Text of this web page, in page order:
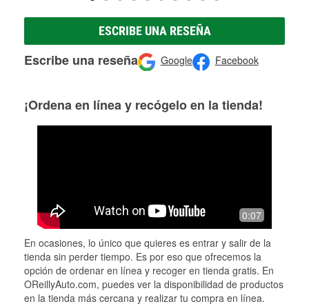
ESCRIBE UNA RESEÑA
Escribe una reseña Google Facebook
¡Ordena en línea y recógelo en la tienda!
0:07
En ocasiones, lo único que quieres es entrar y salir de la
tienda sin perder tiempo. Es por eso que ofrecemos la
opción de ordenar en línea y recoger en tienda gratis. En
OReillyAuto.com, puedes ver la disponibilidad de productos
en la tienda más cercana y realizar tu compra en línea.